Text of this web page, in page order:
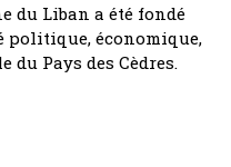
du Liban a été fondé
politique, économique,
Pays des Cèdres.